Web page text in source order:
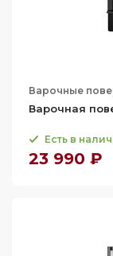
Варочные
Варочная
Есть в
23 990 ₽